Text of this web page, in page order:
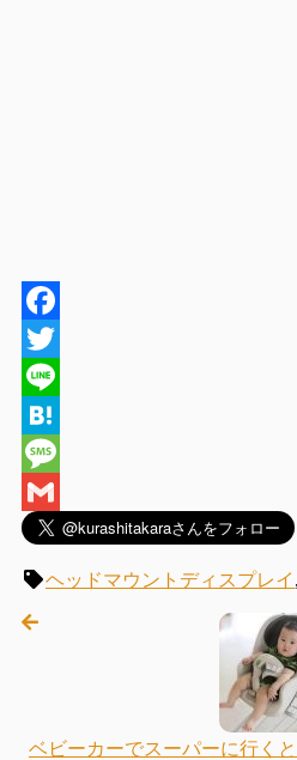
Facebook
Twitter
Line
Hatena
Message
Gmail
ヘッドマウントディスプレイ ,
ベビーカーでスーパーに行く